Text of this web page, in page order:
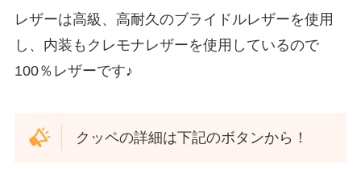
レザーは高級、高耐久のブライドルレザーを使用
し、内装もクレモナレザーを使用しているので
100％レザーです♪
クッペの詳細は下記のボタンから！